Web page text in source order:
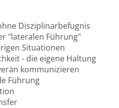
Disziplinarbefugnis
"lateralen Führung"
Situationen
- die eigene Haltung
kommunizieren
Führung